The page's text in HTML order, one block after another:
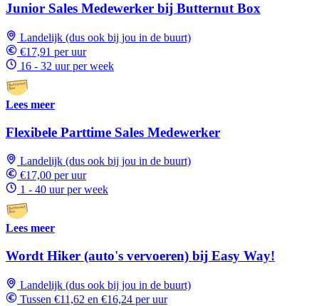
Junior Sales Medewerker bij Butternut Box
Landelijk (dus ook bij jou in de buurt)
€17,91 per uur
16 - 32 uur per week
Lees meer
Flexibele Parttime Sales Medewerker
Landelijk (dus ook bij jou in de buurt)
€17,00 per uur
1 - 40 uur per week
Lees meer
Wordt Hiker (auto's vervoeren) bij Easy Way!
Landelijk (dus ook bij jou in de buurt)
Tussen €11,62 en €16,24 per uur